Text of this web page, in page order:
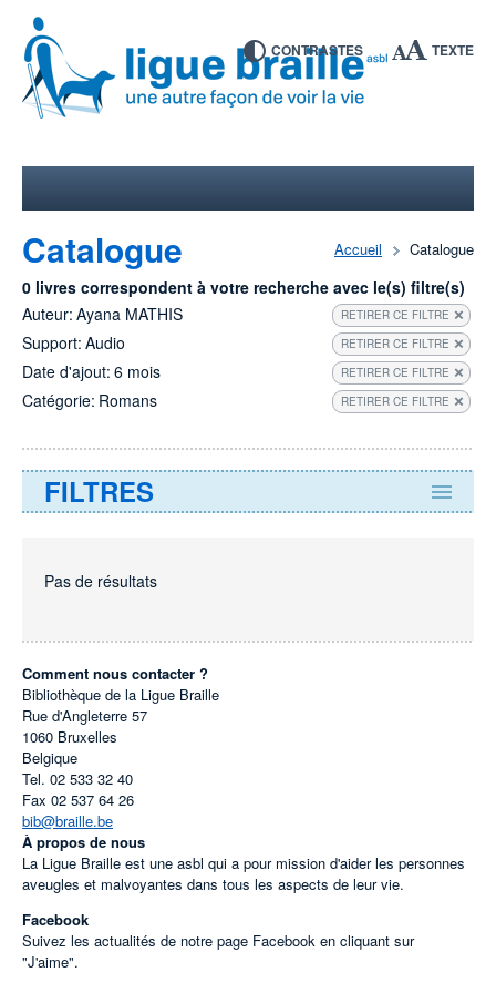
CONTRASTES TEXTE
Accueil Catalogue
Catalogue
0 livres correspondent à votre recherche avec le(s) filtre(s)
Auteur: Ayana MATHIS RETIRER CE FILTRE
Support: Audio RETIRER CE FILTRE
Date d'ajout: 6 mois RETIRER CE FILTRE
Catégorie: Romans RETIRER CE FILTRE
FILTRES
Pas de résultats
Comment nous contacter ?
Bibliothèque de la Ligue Braille
Rue d'Angleterre 57
1060 Bruxelles
Belgique
Tel. 02 533 32 40
Fax 02 537 64 26
bib@braille.be
À propos de nous
La Ligue Braille est une asbl qui a pour mission d'aider les personnes
aveugles et malvoyantes dans tous les aspects de leur vie.
Facebook
Suivez les actualités de notre page Facebook en cliquant sur
"J'aime".